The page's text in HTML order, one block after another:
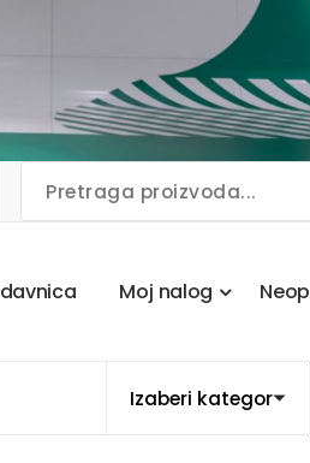
davnica Moj nalog Neop